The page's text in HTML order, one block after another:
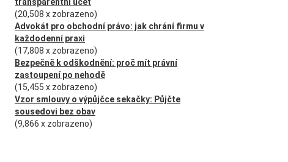
(20,508 x zobrazeno)
Advokát pro obchodní právo: jak chrání firmu v
každodenní praxi
(17,808 x zobrazeno)
Bezpečně k odškodnění: proč mít právní
zastoupení po nehodě
(15,455 x zobrazeno)
Vzor smlouvy o výpůjčce sekačky: Půjčte
sousedovi bez obav
(9,866 x zobrazeno)